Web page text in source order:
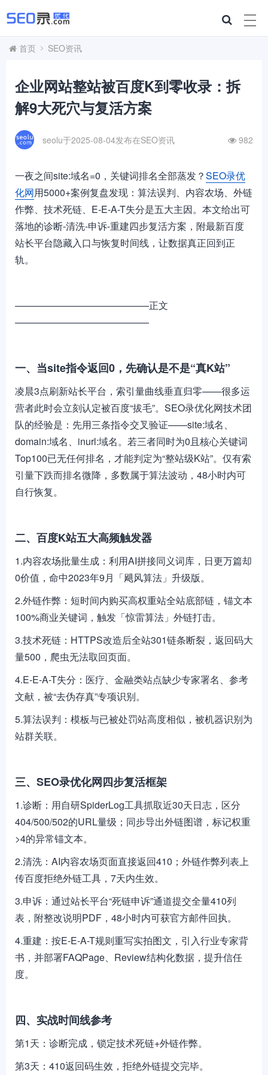
首页 SEO资讯
企业网站整站被百度K到零收录：拆
解9大死穴与复活方案
seolu于2025-08-04发布在SEO资讯 982
一夜之间site:域名=0，关键词排名全部蒸发？SEO录优
化网用5000+案例复盘发现：算法误判、内容农场、外链
作弊、技术死链、E-E-A-T失分是五大主因。本文给出可
落地的诊断-清洗-申诉-重建四步复活方案，附最新百度
站长平台隐藏入口与恢复时间线，让数据真正回到正
轨。
——————————————正文
——————————————
一、当site指令返回0，先确认是不是“真K站”
凌晨3点刷新站长平台，索引量曲线垂直归零——很多运
营者此时会立刻认定被百度“拔毛”。SEO录优化网技术团
队的经验是：先用三条指令交叉验证——site:域名、
domain:域名、inurl:域名。若三者同时为0且核心关键词
Top100已无任何排名，才能判定为“整站级K站”。仅有索
引量下跌而排名微降，多数属于算法波动，48小时内可
自行恢复。
二、百度K站五大高频触发器
1.内容农场批量生成：利用AI拼接同义词库，日更万篇却
0价值，命中2023年9月「飓风算法」升级版。
2.外链作弊：短时间内购买高权重站全站底部链，锚文本
100%商业关键词，触发「惊雷算法」外链打击。
3.技术死链：HTTPS改造后全站301链条断裂，返回码大
量500，爬虫无法取回页面。
4.E-E-A-T失分：医疗、金融类站点缺少专家署名、参考
文献，被“去伪存真”专项识别。
5.算法误判：模板与已被处罚站高度相似，被机器识别为
站群关联。
三、SEO录优化网四步复活框架
1.诊断：用自研SpiderLog工具抓取近30天日志，区分
404/500/502的URL量级；同步导出外链图谱，标记权重
>4的异常锚文本。
2.清洗：AI内容农场页面直接返回410；外链作弊列表上
传百度拒绝外链工具，7天内生效。
3.申诉：通过站长平台“死链申诉”通道提交全量410列
表，附整改说明PDF，48小时内可获官方邮件回执。
4.重建：按E-E-A-T规则重写实拍图文，引入行业专家背
书，并部署FAQPage、Review结构化数据，提升信任
度。
四、实战时间线参考
第1天：诊断完成，锁定技术死链+外链作弊。
第3天：410返回码生效，拒绝外链提交完毕。